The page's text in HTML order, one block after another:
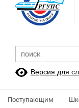
Версия для
Поступающим